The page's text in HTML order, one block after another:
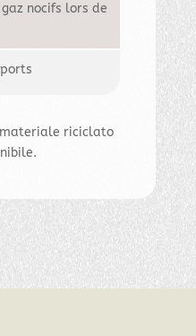
nocifs lors de
riciclato